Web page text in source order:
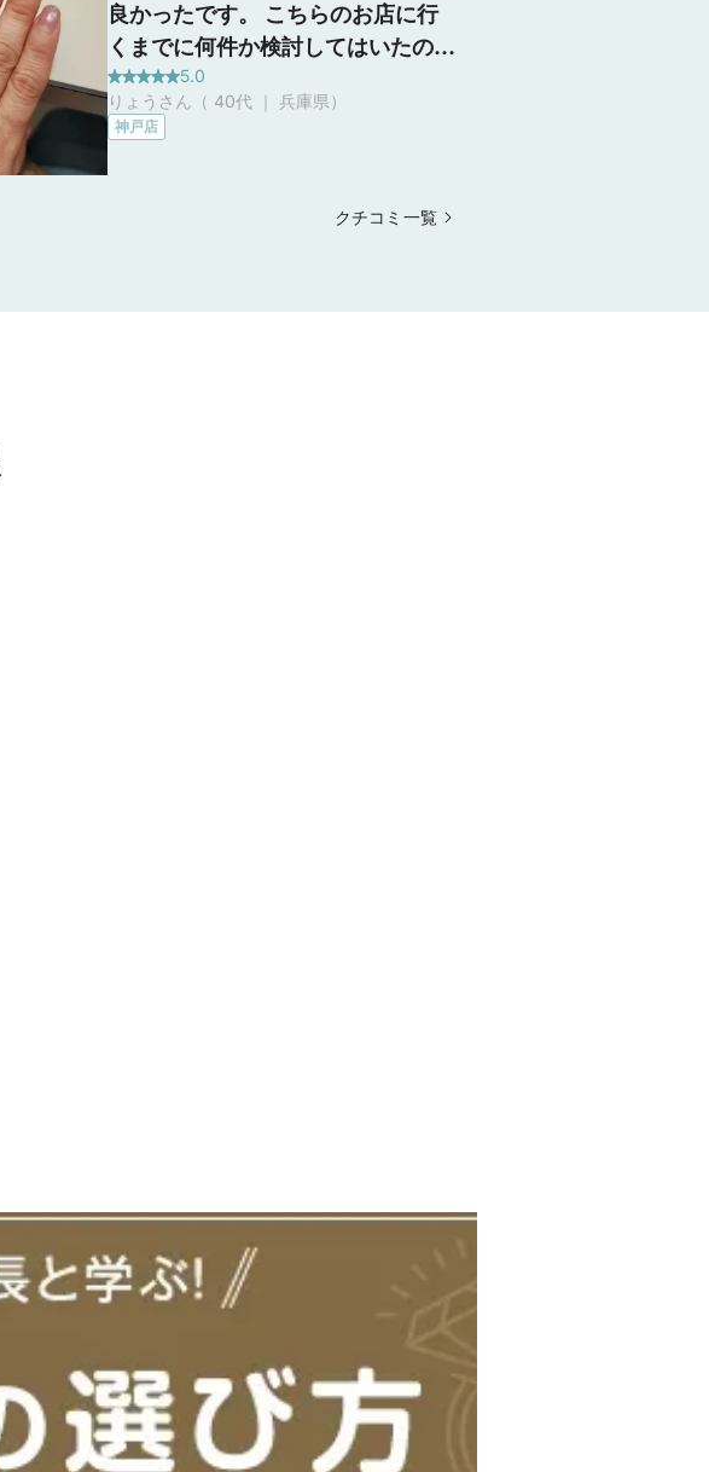
良かったです。 こちらのお店に行
くまでに何件か検討してはいたので
すが、ブランドなどのこだわりは特
になかったので見すぎてわからなく
なっている部分もありました。 丁
から選択し絞っていく中で、ご提案
5.0
りょうさん（ 40代 ｜ 兵庫県）
神戸店
クチコミ一覧